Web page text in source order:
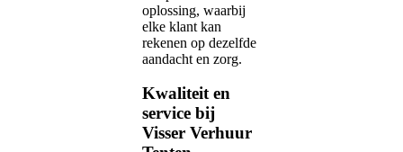
oplossing, waarbij
elke klant kan
rekenen op dezelfde
aandacht en zorg.
Kwaliteit en
service bij
Visser Verhuur